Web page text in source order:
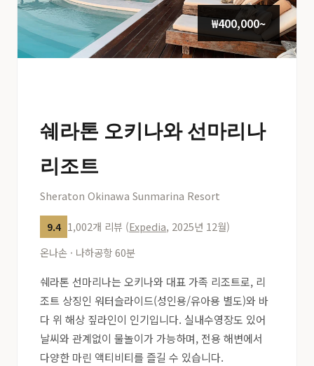
₩400,000~
쉐라톤 오키나와 선마리나
리조트
Sheraton Okinawa Sunmarina Resort
9.4 1,002개 리뷰 (Expedia, 2025년 12월)
온나손 · 나하공항 60분
쉐라톤 선마리나는 오키나와 대표 가족 리조트로, 리
조트 상징인 워터슬라이드(성인용/유아용 별도)와 바
다 위 해상 짚라인이 인기입니다. 실내수영장도 있어
날씨와 관계없이 물놀이가 가능하며, 전용 해변에서
다양한 마린 액티비티를 즐길 수 있습니다.